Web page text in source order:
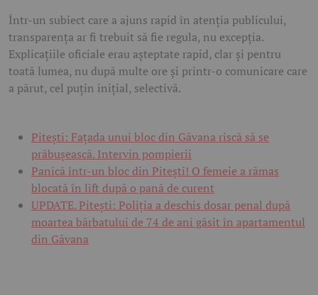
Într-un subiect care a ajuns rapid în atenția publicului,
transparența ar fi trebuit să fie regula, nu excepția.
Explicațiile oficiale erau așteptate rapid, clar și pentru
toată lumea, nu după multe ore și printr-o comunicare care
a părut, cel puțin inițial, selectivă.
Pitești: Fațada unui bloc din Găvana riscă să se
prăbușească. Intervin pompierii
Panică într-un bloc din Pitești! O femeie a rămas
blocată în lift după o pană de curent
UPDATE. Pitești: Poliția a deschis dosar penal după
moartea bărbatului de 74 de ani găsit în apartamentul
din Găvana